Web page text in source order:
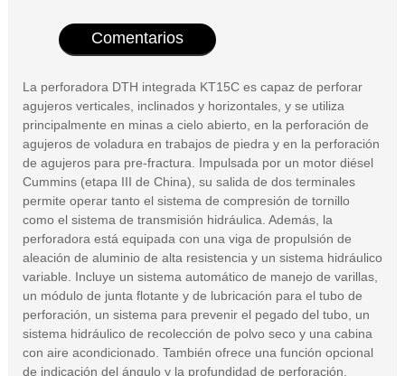
Comentarios
La perforadora DTH integrada KT15C es capaz de perforar
agujeros verticales, inclinados y horizontales, y se utiliza
principalmente en minas a cielo abierto, en la perforación de
agujeros de voladura en trabajos de piedra y en la perforación
de agujeros para pre-fractura. Impulsada por un motor diésel
Cummins (etapa III de China), su salida de dos terminales
permite operar tanto el sistema de compresión de tornillo
como el sistema de transmisión hidráulica. Además, la
perforadora está equipada con una viga de propulsión de
aleación de aluminio de alta resistencia y un sistema hidráulico
variable. Incluye un sistema automático de manejo de varillas,
un módulo de junta flotante y de lubricación para el tubo de
perforación, un sistema para prevenir el pegado del tubo, un
sistema hidráulico de recolección de polvo seco y una cabina
con aire acondicionado. También ofrece una función opcional
de indicación del ángulo y la profundidad de perforación.